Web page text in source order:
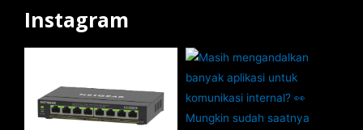
Instagram